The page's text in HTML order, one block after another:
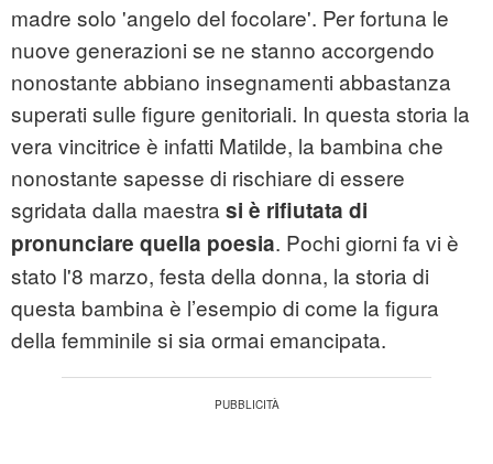
madre solo 'angelo del focolare'. Per fortuna le
nuove generazioni se ne stanno accorgendo
nonostante abbiano insegnamenti abbastanza
superati sulle figure genitoriali. In questa storia la
vera vincitrice è infatti Matilde, la bambina che
nonostante sapesse di rischiare di essere
sgridata dalla maestra si è rifiutata di
pronunciare quella poesia. Pochi giorni fa vi è
stato l'8 marzo, festa della donna, la storia di
questa bambina è l’esempio di come la figura
della femminile si sia ormai emancipata.